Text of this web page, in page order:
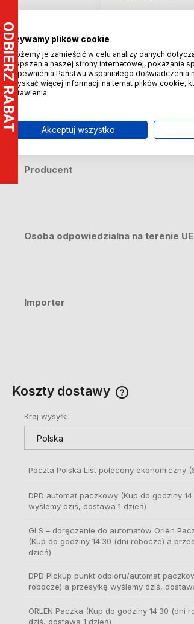
Bezpieczeństwo
Certyfikaty i ostrzeżenie
Producent
Osoba odpowiedzialna na terenie UE
Importer
Koszty dostawy
Kraj wysyłki:
Poczta Polska List polecony ekonomiczny
DPD automat paczkowy(Kup do godziny
wyślemy dziś, dostawa 1 dzień)
GLS – doręczenie do automatów Orlen
(Kup do godziny 14:30 (dni robocze) a
dzień)
DPD Pickup punkt odbioru/automat
robocze) a przesyłkę wyślemy dziś,
ORLEN Paczka (Kup do godziny 14:30 (dni
dziś, dostawa 1 dzień)
Używamy plików cookie
Możemy je zamieścić w celu analizy danych
ulepszenia naszej strony internetowej, pokazania
zapewnienia Państwu wspaniałego doświadczenia
uzyskać więcej informacji na temat plików cookie,
ustawienia.
Akceptuj wszystko